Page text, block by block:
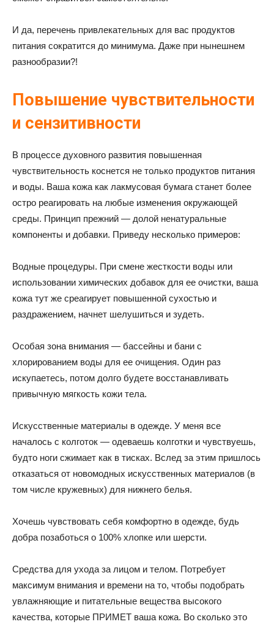
И да, перечень привлекательных для вас продуктов
питания сократится до минимума. Даже при нынешнем
разнообразии?!
Повышение чувствительности
и сензитивности
В процессе духовного развития повышенная
чувствительность коснется не только продуктов питания
и воды. Ваша кожа как лакмусовая бумага станет более
остро реагировать на любые изменения окружающей
среды. Принцип прежний — долой ненатуральные
компоненты и добавки. Приведу несколько примеров:
Водные процедуры. При смене жесткости воды или
использовании химических добавок для ее очистки, ваша
кожа тут же среагирует повышенной сухостью и
раздражением, начнет шелушиться и зудеть.
Особая зона внимания — бассейны и бани с
хлорированием воды для ее очищения. Один раз
искупаетесь, потом долго будете восстанавливать
привычную мягкость кожи тела.
Искусственные материалы в одежде. У меня все
началось с колготок — одеваешь колготки и чувствуешь,
будто ноги сжимает как в тисках. Вслед за этим пришлось
отказаться от новомодных искусственных материалов (в
том числе кружевных) для нижнего белья.
Хочешь чувствовать себя комфортно в одежде, будь
добра позаботься о 100% хлопке или шерсти.
Средства для ухода за лицом и телом. Потребует
максимум внимания и времени на то, чтобы подобрать
увлажняющие и питательные вещества высокого
качества, которые ПРИМЕТ ваша кожа. Во сколько это